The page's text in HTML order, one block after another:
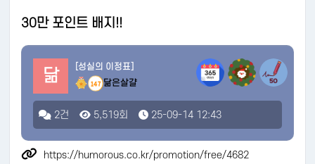
30만 포인트 배지!!
닮 [성실의 이정표]
147 닮은살걀
2건 5,519회 25-09-14 12:43
https://humorous.co.kr/promotion/free/4682